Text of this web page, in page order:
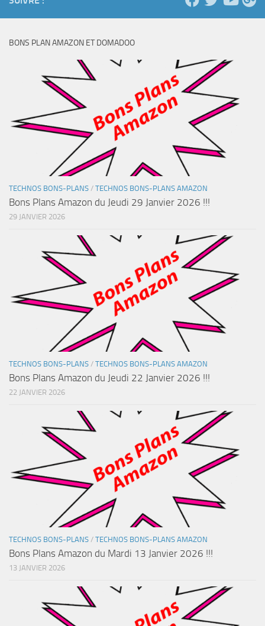
BONS PLAN AMAZON ET DOMADOO
TECHNOS BONS-PLANS / TECHNOS BONS-PLANS AMAZON
Bons Plans Amazon du Jeudi 29 Janvier 2026 !!!
29 JANVIER 2026
TECHNOS BONS-PLANS / TECHNOS BONS-PLANS AMAZON
Bons Plans Amazon du Jeudi 22 Janvier 2026 !!!
22 JANVIER 2026
TECHNOS BONS-PLANS / TECHNOS BONS-PLANS AMAZON
Bons Plans Amazon du Mardi 13 Janvier 2026 !!!
13 JANVIER 2026